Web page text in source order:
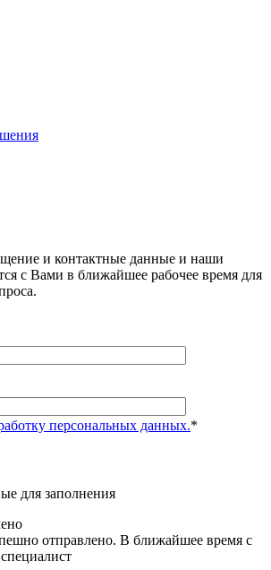
и контактные данные и наши
с Вами в ближайшее рабочее время для
персональных данных.*
для заполнения
отправлено. В ближайшее время с